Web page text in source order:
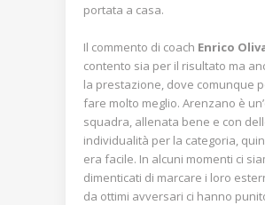
portata a casa.
Il commento di coach Enrico
contento sia per il risultato ma
la prestazione, dove comunque
fare molto meglio. Arenzano è
squadra, allenata bene e con
individualità per la categoria,
era facile. In alcuni momenti ci
dimenticati di marcare i loro
da ottimi avversari ci hanno